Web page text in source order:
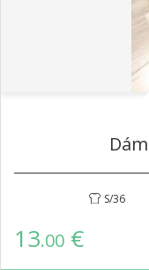
S/36
13.00 €